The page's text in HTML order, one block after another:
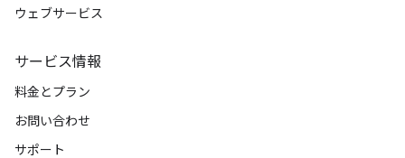
ウェブサービス
サービス情報
料金とプラン
お問い合わせ
サポート